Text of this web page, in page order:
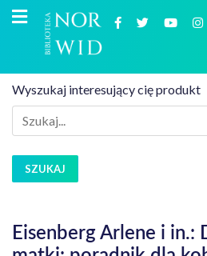
Wyszukaj interesujący cię produkt
SZUKAJ
Eisenberg Arlene i in.: